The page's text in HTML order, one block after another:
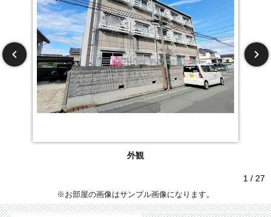
外観
1 / 27
※お部屋の画像はサンプル画像になります。